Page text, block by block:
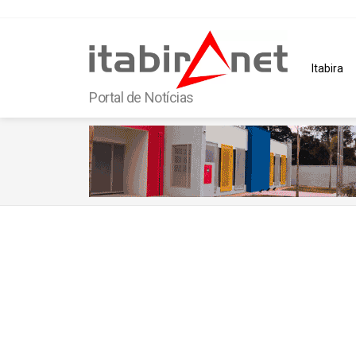
Portal de Notícias
Itabira